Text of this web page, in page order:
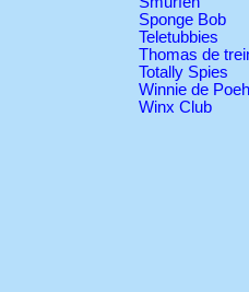
Sponge Bob
Teletubbies
Thomas de
Totally Spies
Winnie de Poeh
Winx Club